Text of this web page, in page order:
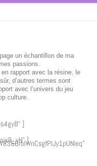
un échantillon de ma
passions.
rapport avec la résine, le
d’autres termes sont
avec l’univers du jeu
culture.
]
]